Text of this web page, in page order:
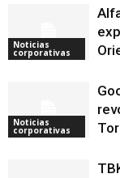
Noticias
corporativas
Noticias
corporativas